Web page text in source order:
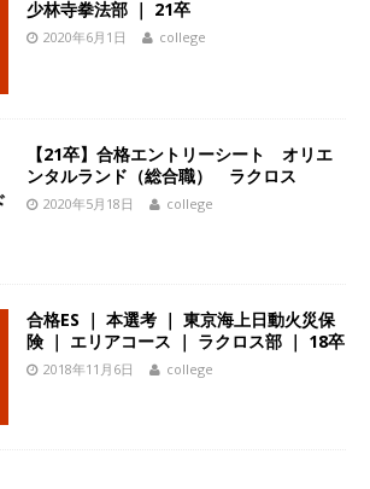
｜ エスリード
体育会積極採用企業
ビス機関 ｜ BtoBtoCの代理店営業 ｜ 20代で年
収1,000万円目指せる ｜ 賞与年4回・年間休日
ンカンパニー 】世界トップシェアの半導体技術
少林寺拳法部 ｜ 21卒
2020年6月1日 college
【21卒】合格エントリーシート オリエ
ンタルランド（総合職） ラクロス
2020年5月18日 college
合格ES ｜ 本選考 ｜ 東京海上日動火災保
険 ｜ エリアコース ｜ ラクロス部 ｜ 18卒
2018年11月6日 college